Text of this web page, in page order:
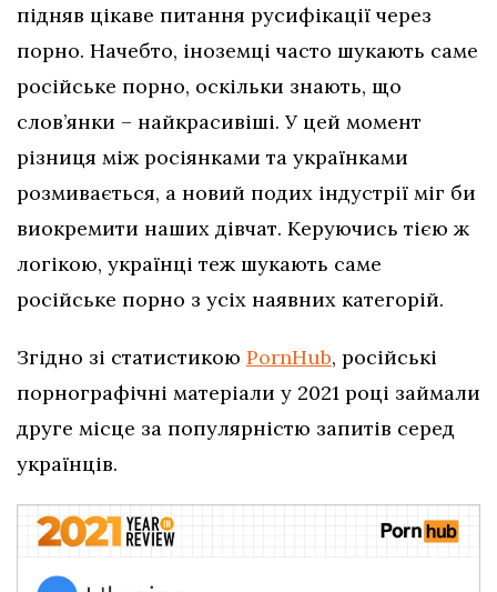
підняв цікаве питання русифікації через
порно. Начебто, іноземці часто шукають саме
російське порно, оскільки знають, що
слов’янки – найкрасивіші. У цей момент
різниця між росіянками та українками
розмивається, а новий подих індустрії міг би
виокремити наших дівчат. Керуючись тією ж
логікою, українці теж шукають саме
російське порно з усіх наявних категорій.
Згідно зі статистикою PornHub, російські
порнографічні матеріали у 2021 році займали
друге місце за популярністю запитів серед
українців.